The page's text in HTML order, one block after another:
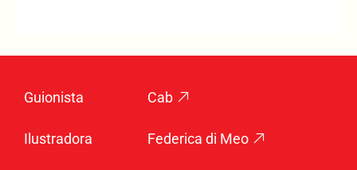
Guionista Cab
Ilustradora Federica di Meo